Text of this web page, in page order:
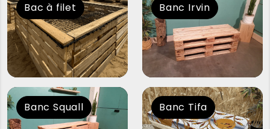
Bac à filet Banc Irvin
Banc Squall Banc Tifa